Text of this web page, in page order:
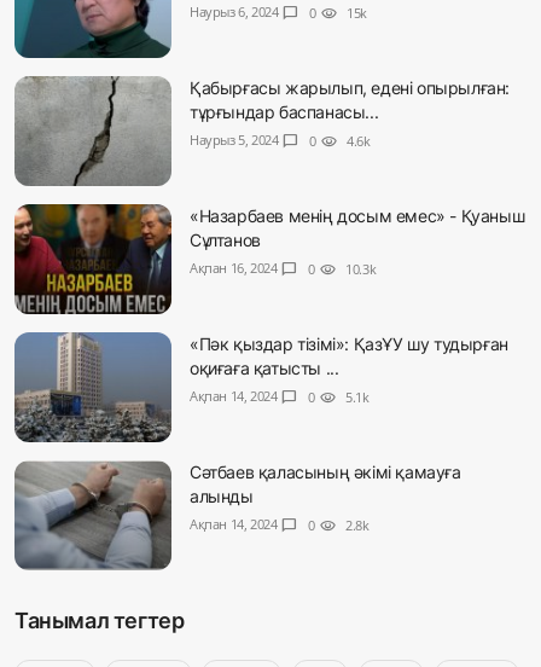
Наурыз 6, 2024 chat_bubble 0 visibility 15k
Қабырғасы жарылып, едені опырылған:
тұрғындар баспанасы...
Наурыз 5, 2024 chat_bubble 0 visibility 4.6k
«Назарбаев менің досым емес» - Қуаныш
Сұлтанов
Ақпан 16, 2024 chat_bubble 0 visibility 10.3k
«Пәк қыздар тізімі»: ҚазҰУ шу тудырған
оқиғаға қатысты ...
Ақпан 14, 2024 chat_bubble 0 visibility 5.1k
Сәтбаев қаласының әкімі қамауға
алынды
Ақпан 14, 2024 chat_bubble 0 visibility 2.8k
Танымал тегтер